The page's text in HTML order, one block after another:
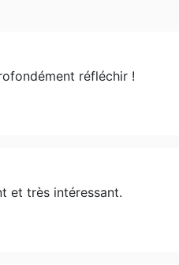
réfléchir !
et très intéressant.